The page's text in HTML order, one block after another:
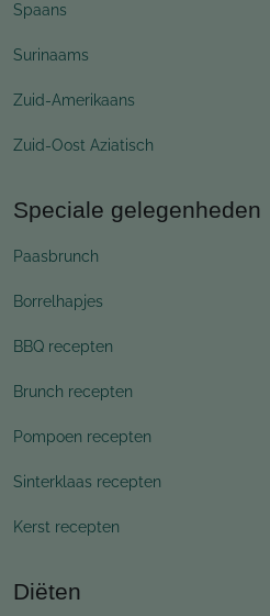
Spaans
Surinaams
Zuid-Amerikaans
Zuid-Oost Aziatisch
Speciale gelegenheden
Paasbrunch
Borrelhapjes
BBQ recepten
Brunch recepten
Pompoen recepten
Sinterklaas recepten
Kerst recepten
Diëten